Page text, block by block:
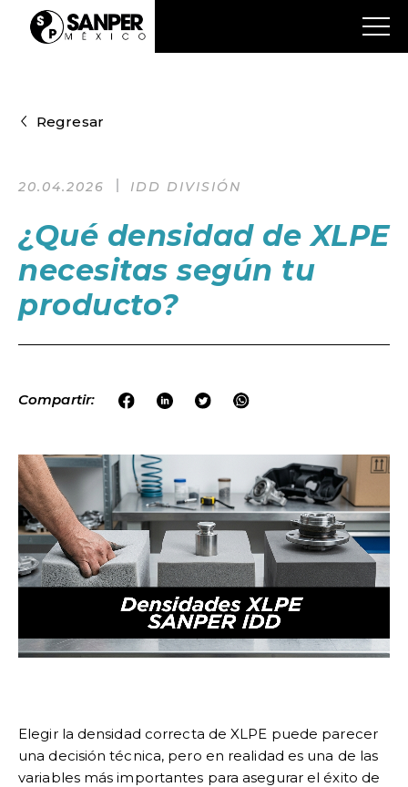
Regresar
20.04.2026 IDD DIVISIÓN
¿Qué densidad de XLPE
necesitas según tu
producto?
Compartir:
Elegir la densidad correcta de XLPE puede parecer
una decisión técnica, pero en realidad es una de las
variables más importantes para asegurar el éxito de